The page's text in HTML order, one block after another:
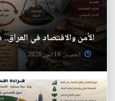
الأمن والاقتصاد في
الخميس 16 تموز 2026